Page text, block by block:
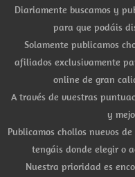
Diariamente buscamos y
para que podáis
Solamente publicamos
afiliados exclusivamente
online de gran
A través de vuestras
y
Publicamos chollos nuevos
tengáis donde elegir o
Nuestra prioridad es